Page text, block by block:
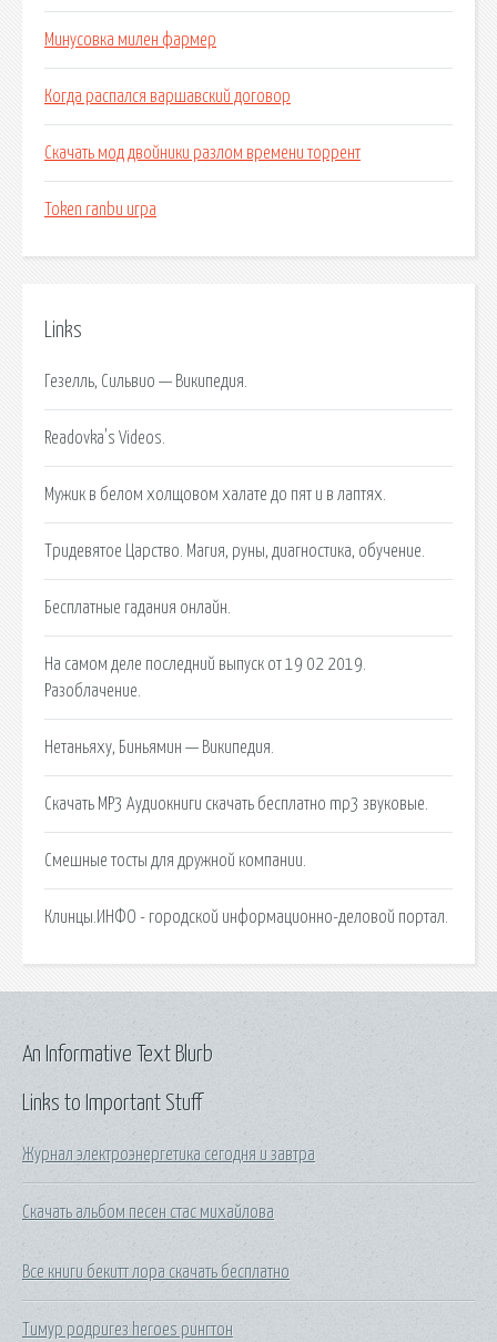
Минусовка милен фармер
Когда распался варшавский договор
Скачать мод двойники разлом времени торрент
Token ranbu игра
Links
Гезелль, Сильвио — Википедия.
Readovka's Videos.
Мужик в белом холщовом халате до пят и в лаптях.
Тридевятое Царство. Магия, руны, диагностика, обучение.
Бесплатные гадания онлайн.
На самом деле последний выпуск от 19 02 2019.
Разоблачение.
Нетаньяху, Биньямин — Википедия.
Скачать MP3 Аудиокниги скачать бесплатно mp3 звуковые.
Смешные тосты для дружной компании.
Клинцы.ИНФО - городской информационно-деловой портал.
Links to Important Stuff
Журнал электроэнергетика сегодня и завтра
Скачать альбом песен стас михайлова
Все книги бекитт лора скачать бесплатно
Тимур родригез heroes рингтон
An Informative Text Blurb